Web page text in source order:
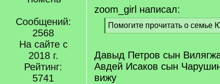
Сообщений:
2568
На сайте с
2018 г.
Рейтинг:
5741
zoom_girl написал:
[
q
Помогите прочитать о семье
[
q
]
Давыд Петров сын
Авдей Исаков сын
вижу